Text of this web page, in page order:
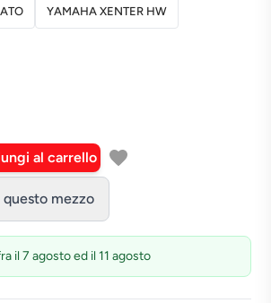
YAMAHA XENTER HW
al carrello
mezzo
il 7 agosto ed il 11 agosto